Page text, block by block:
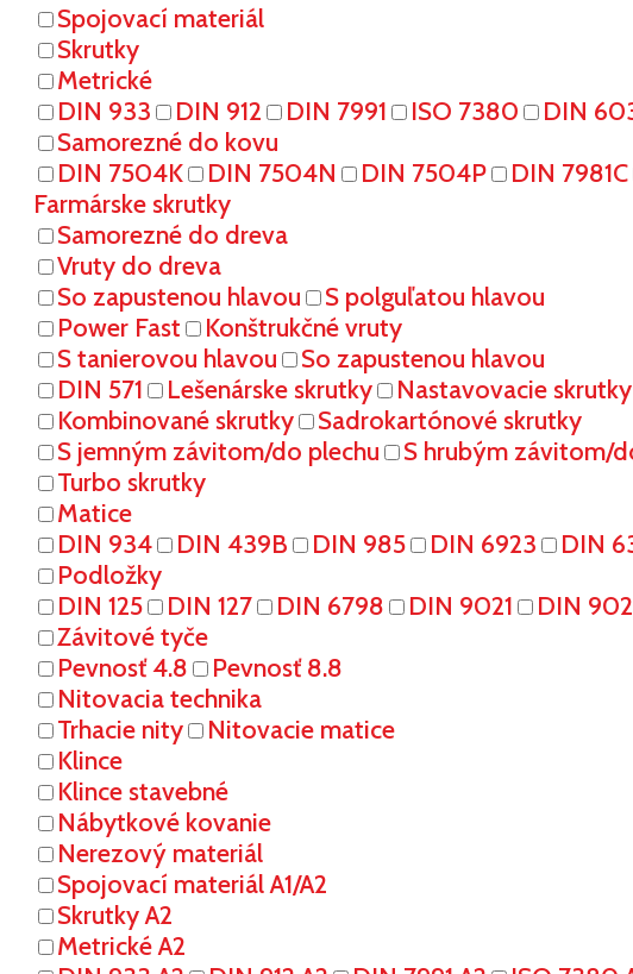
Spojovací materiál
Skrutky
Metrické
DIN 933
DIN 912 DIN 7991 ISO 7380 DIN
Samorezné do kovu
DIN 7504K
DIN 7504N DIN 7504P DIN 7981C
Farmárske skrutky
Samorezné do dreva
Vruty do dreva
So zapustenou hlavou
S polguľatou hlavou
Power Fast
Konštrukčné vruty
S tanierovou hlavou
So zapustenou hlavou
DIN 571
Lešenárske skrutky
Nastavovacie skrutky
Kombinované skrutky
Sadrokartónové skrutky
S jemným závitom/do plechu
S hrubým závitom/
Turbo skrutky
Matice
DIN 934
DIN 439B DIN 985 DIN 6923 DIN
Podložky
DIN 125
DIN 127 DIN 6798 DIN 9021 DIN
Závitové tyče
Pevnosť 4.8
Pevnosť 8.8
Nitovacia technika
Trhacie nity
Nitovacie matice
Klince
Klince stavebné
Nábytkové kovanie
Nerezový materiál
Spojovací materiál A1/A2
Skrutky A2
Metrické A2